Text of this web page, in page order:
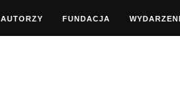
AUTORZY FUNDACJA